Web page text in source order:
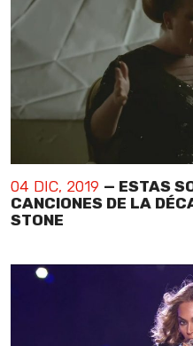
04 DIC, 2019 — ESTAS
CANCIONES DE LA
STONE